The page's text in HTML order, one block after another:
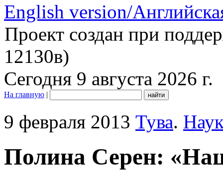
English version/
Проект создан при
12130в)
Сегодня 9 августа 2026 г.
На главную |
9 февраля 2013 Тува.
Полина Серен: